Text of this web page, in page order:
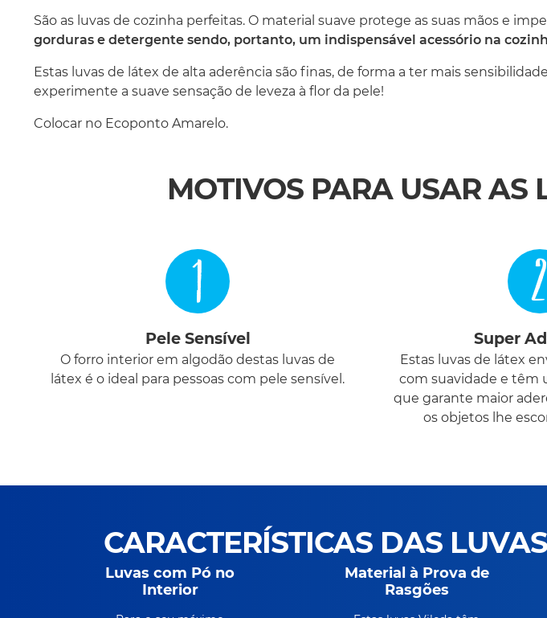
São as luvas de cozinha perfeitas. O material suave protege as suas mãos e
gorduras e detergente sendo, portanto, um indispensável acessório na
Estas luvas de látex de alta aderência são finas, de forma a ter mais
experimente a suave sensação de leveza à flor da pele!
Colocar no Ecoponto Amarelo.
MOTIVOS PARA USAR AS
1
Pele Sensível
O forro interior em algodão destas luvas de
látex é o ideal para pessoas com pele sensível.
2
Super
Estas luvas de látex
com suavidade e têm
que garante maior
os objetos lhe
CARACTERÍSTICAS DAS
Luvas com Pó no
Interior
Material à Prova de
Rasgões